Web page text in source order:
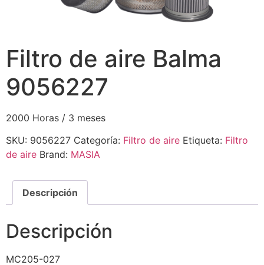
Filtro de aire Balma
9056227
2000 Horas / 3 meses
SKU: 9056227 Categoría: Filtro de aire Etiqueta: Filtro
de aire Brand: MASIA
Descripción
Descripción
MC205-027